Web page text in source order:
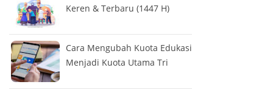
Keren & Terbaru (1447 H)
Cara Mengubah Kuota Edukasi
Menjadi Kuota Utama Tri